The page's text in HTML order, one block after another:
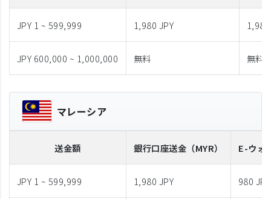
JPY 1 ~ 599,999 1,980 JPY
JPY 600,000 ~ 1,000,000 無料 無料
マレーシア
送金額 銀行口座送金 （MYR） E-ウォ
JPY 1 ~ 599,999 1,980 JPY 980 JPY